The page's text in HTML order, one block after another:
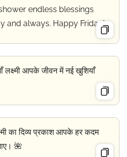
endless blessings
and always. Happy Friday!
लक्ष्मी आपके जीवन में नई खुशियाँ
का दिव्य प्रकाश आपके हर कदम
🌺